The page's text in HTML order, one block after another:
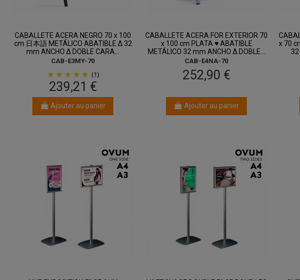
CABALLETE ACERA NEGRO 70 x 100
cm 日本語 METÁLICO ABATIBLE Δ 32
mm ANCHO Δ DOBLE CARA...
CAB-E3MY-70
(1)
239,21 €
Ajouter au panier
CABALLETE ACERA FOR EXTERIOR 70
x 100 cm PLATA ♥ ABATIBLE
METÁLICO 32 mm ANCHO Δ DOBLE...
CAB-E4NA-70
252,90 €
Ajouter au panier
x 70